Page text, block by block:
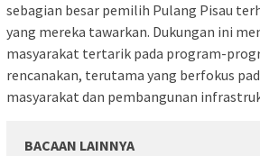
sebagian besar pemilih Pulang Pisau
yang mereka tawarkan. Dukungan ini
masyarakat tertarik pada program-
rencanakan, terutama yang berfokus
masyarakat dan pembangunan
BACAAN LAINNYA